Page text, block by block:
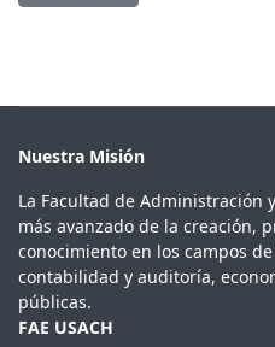
Nuestra Misión
La Facultad de Administración
más avanzado de la creación,
conocimiento en los campos
contabilidad y auditoría,
públicas.
FAE USACH